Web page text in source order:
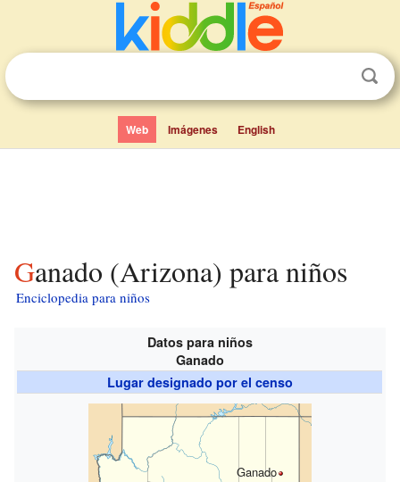
Web Imágenes English
Ganado (Arizona) para niños
Enciclopedia para niños
Datos para niños
Ganado
Lugar designado por el censo
Ganado